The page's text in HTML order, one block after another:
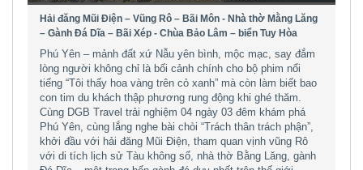
Hải đăng Mũi Điện – Vũng Rô – Bãi Môn - Nhà thờ Mằng Lăng
– Gành Đá Dĩa – Bãi Xép - Chùa Bảo Lâm – biển Tuy Hòa
Phú Yên – mảnh đất xứ Nẫu yên bình, mộc mạc, say đắm
lòng người không chỉ là bối cảnh chính cho bộ phim nổi
tiếng “Tôi thấy hoa vàng trên cỏ xanh” mà còn làm biết bao
con tim du khách thập phương rung động khi ghé thăm.
Cùng DGB Travel trải nghiệm 04 ngày 03 đêm khám phá
Phú Yên, cùng lắng nghe bài chòi “Trách thân trách phận”,
khởi đầu với hải đăng Mũi Điện, tham quan vịnh vũng Rô
với di tích lịch sử Tàu không số, nhà thờ Bằng Lăng, gành